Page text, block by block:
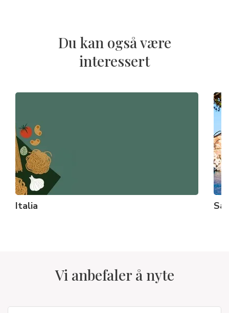
Du kan også være
interessert
Italia
Vi anbefaler å nyte